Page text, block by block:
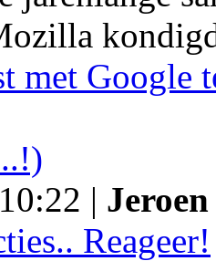
met Google
|
Reageer!